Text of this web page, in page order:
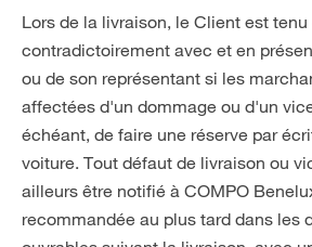
Lors de la livraison, le Client est
contradictoirement avec et en
ou de son représentant si les
affectées d'un dommage ou d'un
échéant, de faire une réserve par
voiture. Tout défaut de livraison ou
ailleurs être notifié à COMPO
recommandée au plus tard dans les